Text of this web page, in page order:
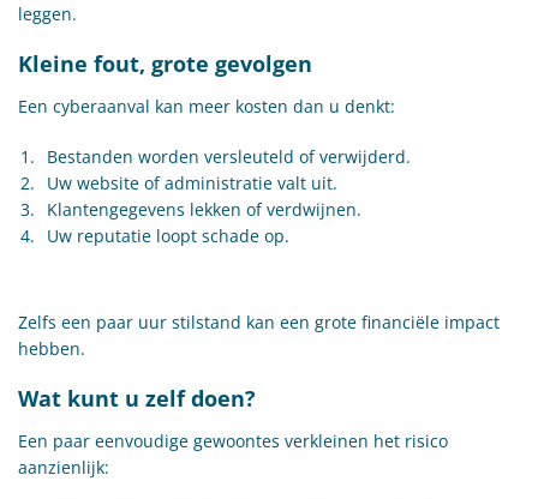
leggen.
Kleine fout, grote gevolgen
Een cyberaanval kan meer kosten dan u denkt:
Bestanden worden versleuteld of verwijderd.
Uw website of administratie valt uit.
Klantengegevens lekken of verdwijnen.
Uw reputatie loopt schade op.
Zelfs een paar uur stilstand kan een grote financiële impact
hebben.
Wat kunt u zelf doen?
Een paar eenvoudige gewoontes verkleinen het risico
aanzienlijk: